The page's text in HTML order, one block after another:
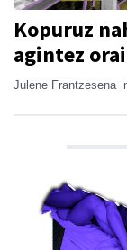
Kopuruz
agintez
Julene Frantzesena